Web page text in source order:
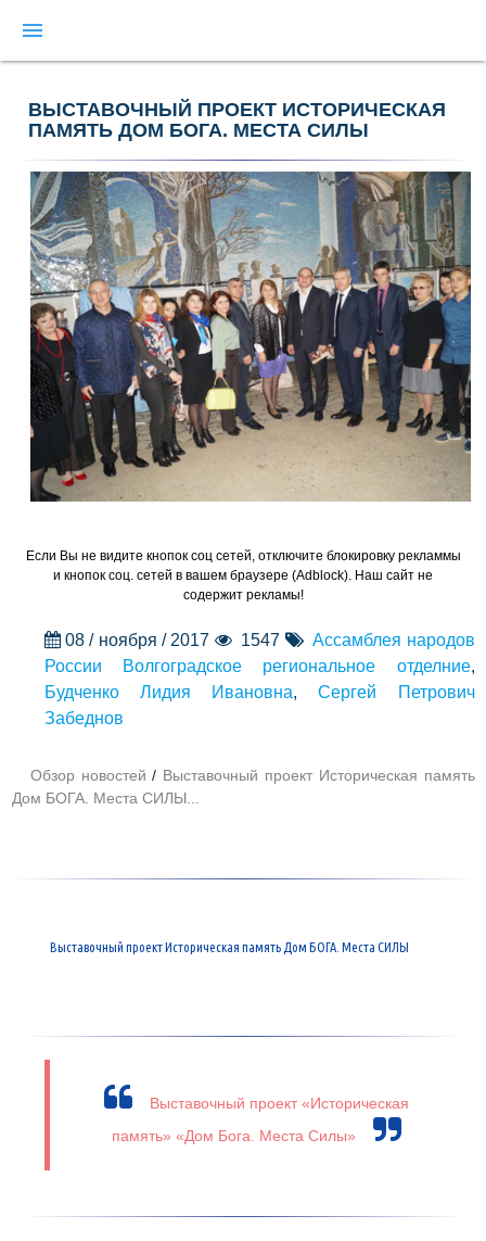
menu
ВЫСТАВОЧНЫЙ ПРОЕКТ ИСТОРИЧЕСКАЯ
ПАМЯТЬ ДОМ БОГА. МЕСТА СИЛЫ
Если Вы не видите кнопок соц сетей, отключите блокировку рекламмы
и кнопок соц. сетей в вашем браузере (Adblock). Наш сайт не
содержит рекламы!
08 / ноября / 2017 1547
Ассамблея народов
России Волгоградское региональное отделние,
Будченко Лидия Ивановна,Сергей Петрович
Забеднов
Обзор новостей/ Выставочный проект Историческая память
Дом БОГА. Места СИЛЫ...
Выставочный проект Историческая память Дом БОГА. Места СИЛЫ
Выставочный проект «Историческая
память» «Дом Бога. Места Силы»